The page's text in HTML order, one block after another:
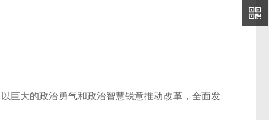
巨大的政治勇气和政治智慧锐意推动改革，全面发